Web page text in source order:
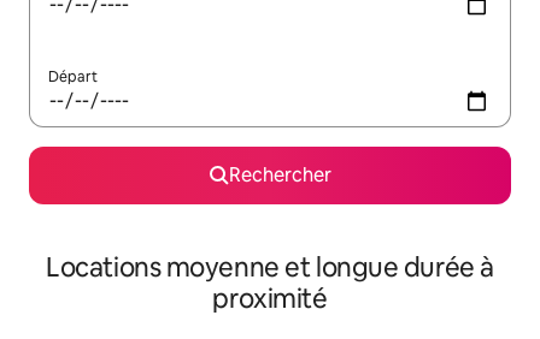
Départ
Rechercher
Locations moyenne et longue durée à
proximité